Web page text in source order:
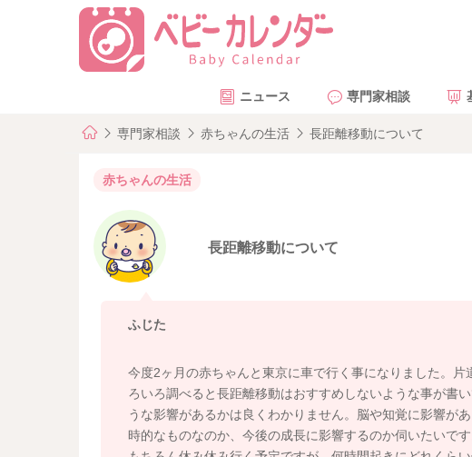
ニュース 専門家相談
専門家相談 赤ちゃんの生活 長距離移動について
赤ちゃんの生活
長距離移動について
ふじた
今度2ヶ月の赤ちゃんと東京に車で行く事になりました。
ろいろ調べると長距離移動はおすすめしないような事が書
うな影響があるかは良くわかりません。脳や知覚に影響が
時的なものなのか、今後の成長に影響するのか伺いたいです